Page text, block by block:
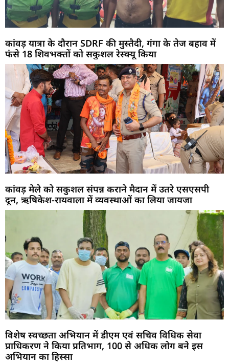
कांवड़ यात्रा के दौरान SDRF की मुस्तैदी, गंगा के तेज बहाव में
फंसे 18 शिवभक्तों को सकुशल रेस्क्यू किया
कांवड़ मेले को सकुशल संपन्न कराने मैदान में उतरे एसएसपी
दून, ऋषिकेश-रायवाला में व्यवस्थाओं का लिया जायजा
विशेष स्वच्छता अभियान में डीएम एवं सचिव विधिक सेवा
प्राधिकरण ने किया प्रतिभाग, 100 से अधिक लोग बने इस
अभियान का हिस्सा